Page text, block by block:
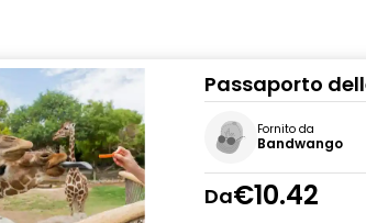
Passaporto
Fornito da
Bandwango
Da€10.42